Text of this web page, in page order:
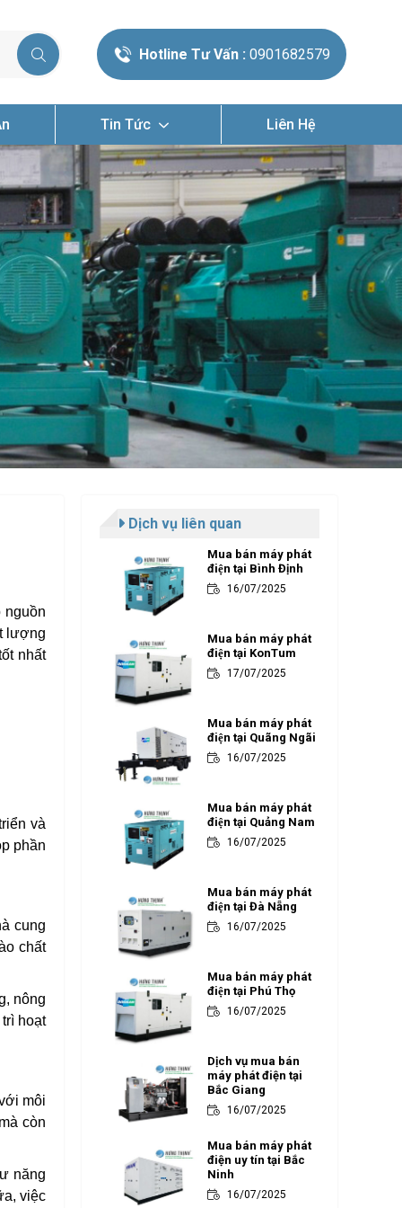
Hotline Tư Vấn : 0901682579
Tin Tức Liên Hệ
nguồn
lượng
nhất
và
phần
cung
chất
nông
hoạt
môi
còn
năng
việc
Dịch vụ liên quan
Mua bán máy phát
điện tại Bình Định
16/07/2025
Mua bán máy phát
điện tại KonTum
17/07/2025
Mua bán máy phát
điện tại Quãng Ngãi
16/07/2025
Mua bán máy phát
điện tại Quảng Nam
16/07/2025
Mua bán máy phát
điện tại Đà Nẵng
16/07/2025
Mua bán máy phát
điện tại Phú Thọ
16/07/2025
Dịch vụ mua bán
máy phát điện tại
Bắc Giang
16/07/2025
Mua bán máy phát
điện uy tín tại Bắc
Ninh
16/07/2025